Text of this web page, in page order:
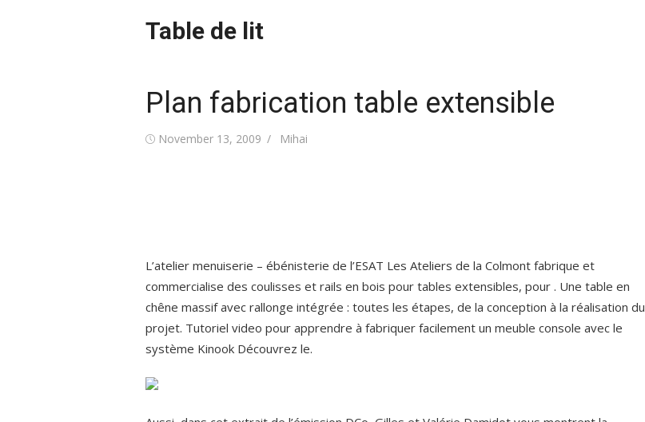
Table de lit
Plan fabrication table extensible
Posted
November 13, 2009 Author
Mihai
L’atelier menuiserie – ébénisterie de l’ESAT Les Ateliers de la Colmont fabrique et
commercialise des coulisses et rails en bois pour tables extensibles, pour . Une table en
chêne massif avec rallonge intégrée : toutes les étapes, de la conception à la réalisation du
projet. Tutoriel video pour apprendre à fabriquer facilement un meuble console avec le
système Kinook Découvrez le.